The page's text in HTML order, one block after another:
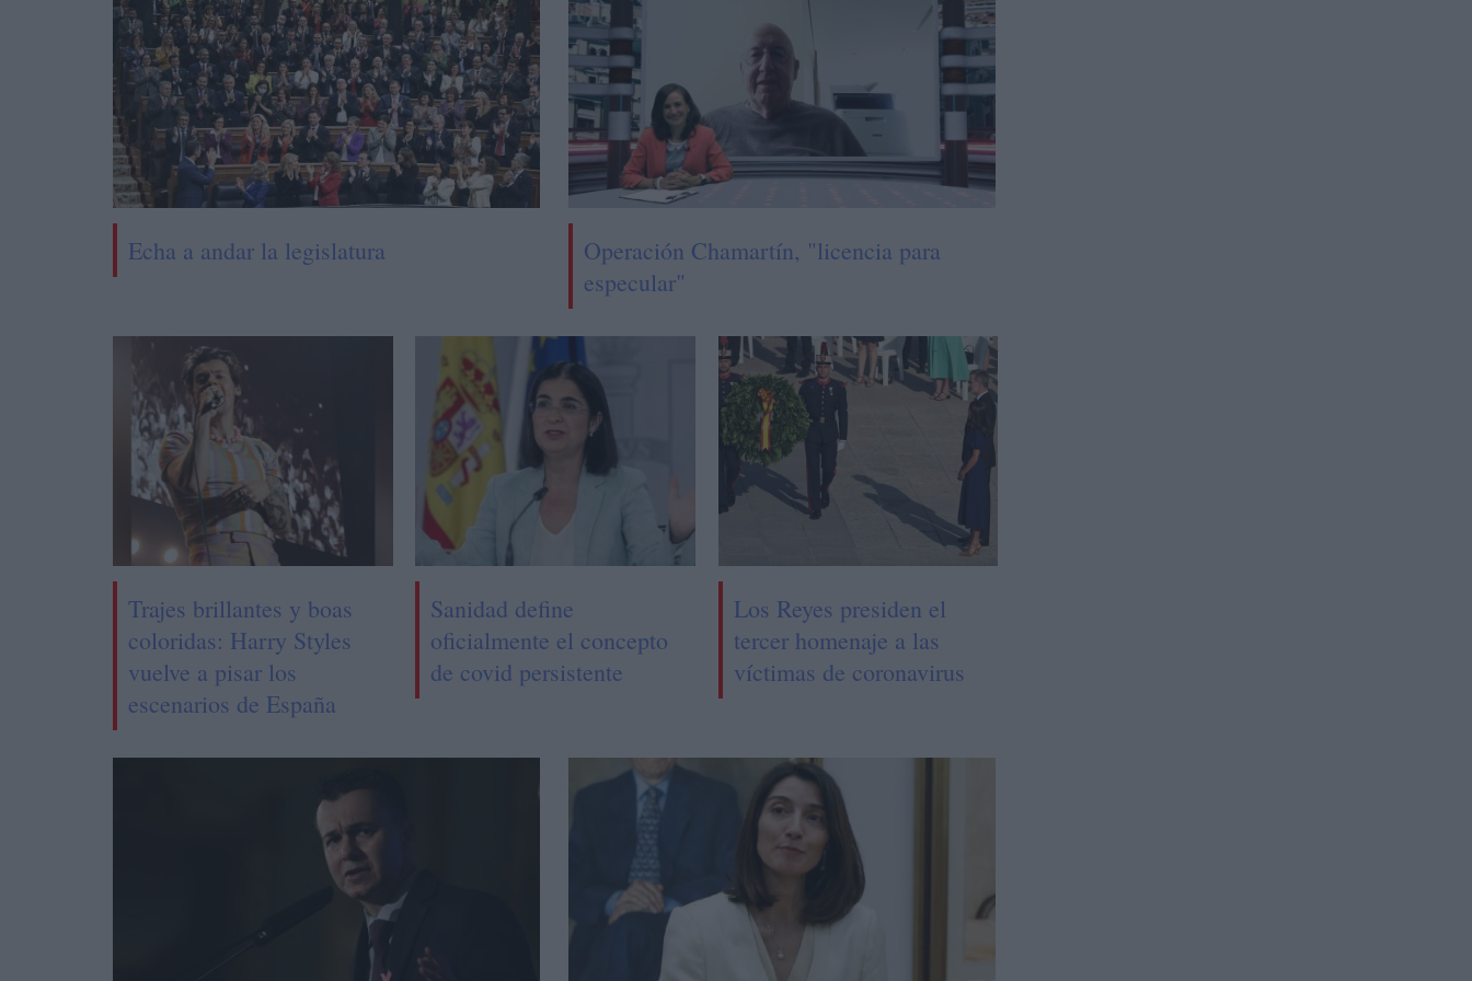
Echa a andar la legislatura
Operación Chamartín, "licencia para
especular"
Trajes brillantes y boas
coloridas: Harry Styles
vuelve a pisar los
escenarios de España
Sanidad define
oficialmente el concepto
de covid persistente
Los Reyes presiden el
tercer homenaje a las
víctimas de coronavirus